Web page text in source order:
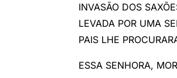
INVASÃO DOS
LEVADA POR UMA
PAIS LHE
ESSA SENHORA,